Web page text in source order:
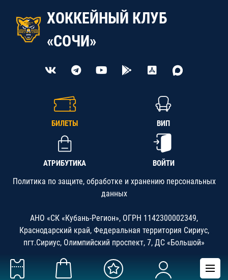
ХОККЕЙНЫЙ КЛУБ
«СОЧИ»
БИЛЕТЫ ВИП
АТРИБУТИКА ВОЙТИ
Политика по защите, обработке и хранению персональных
данных
АНО «СК «Кубань-Регион», ОГРН 1142300002349,
Краснодарский край, Федеральная территория Сириус,
пгт.Сириус, Олимпийский проспект, 7, ДС «Большой»